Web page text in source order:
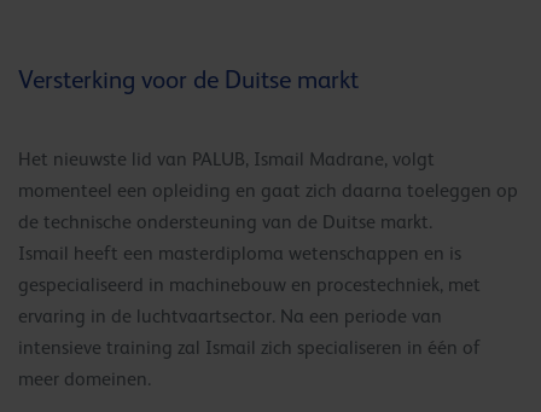
Versterking voor de Duitse markt
Het nieuwste lid van PALUB, Ismail Madrane, volgt
momenteel een opleiding en gaat zich daarna toeleggen op
de technische ondersteuning van de Duitse markt.
Ismail heeft een masterdiploma wetenschappen en is
gespecialiseerd in machinebouw en procestechniek, met
ervaring in de luchtvaartsector. Na een periode van
intensieve training zal Ismail zich specialiseren in één of
meer domeinen.